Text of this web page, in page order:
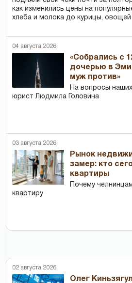
как изменились цены на
хлеба и молока до курицы, овощей
04 августа 2026
«Собрались с
дочерью в
муж против»
На вопросы
юрист Людмила Головина
03 августа 2026
Рынок
замер: кто
квартиры
Почему
квартиру
02 августа 2026
Олег